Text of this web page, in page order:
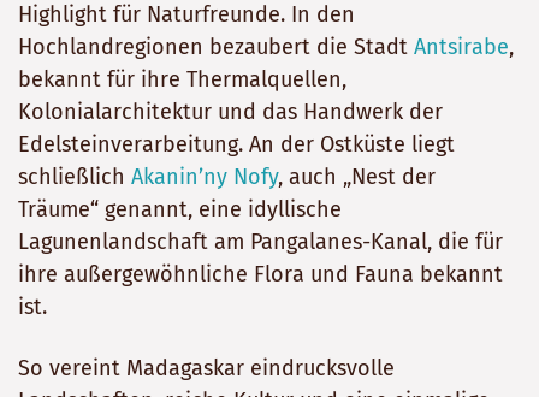
Highlight für Naturfreunde. In den
Hochlandregionen bezaubert die Stadt Antsirabe,
bekannt für ihre Thermalquellen,
Kolonialarchitektur und das Handwerk der
Edelsteinverarbeitung. An der Ostküste liegt
schließlich Akanin’ny Nofy, auch „Nest der
Träume“ genannt, eine idyllische
Lagunenlandschaft am Pangalanes-Kanal, die für
ihre außergewöhnliche Flora und Fauna bekannt
ist.
So vereint Madagaskar eindrucksvolle